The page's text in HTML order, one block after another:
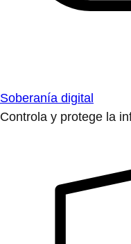
Soberanía digital
Controla y protege la